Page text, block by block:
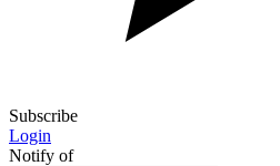
Subscribe
Login
Notify of